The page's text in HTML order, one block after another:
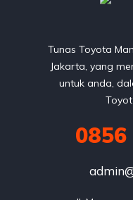
Tunas Toyota
Jakarta, yang
untuk anda,
0856